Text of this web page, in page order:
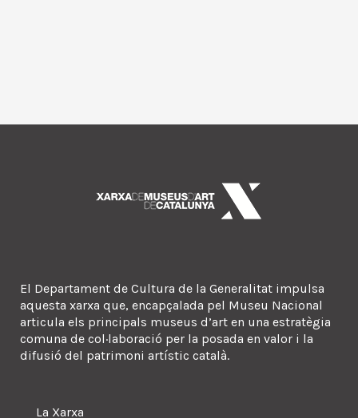
El Departament de Cultura de la Generalitat impulsa
aquesta xarxa que, encapçalada pel Museu Nacional
articula els principals museus d’art en una estratègia
comuna de col·laboració per la posada en valor i la
difusió del patrimoni artístic català.
La Xarxa